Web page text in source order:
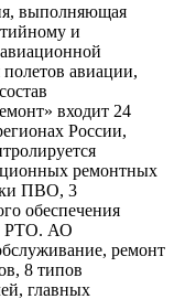
выполняющая
и
полетов авиации,
входит 24
России,
ремонтных
ПВО, 3
обеспечения
РТО. АО
ремонт
8 типов
главных